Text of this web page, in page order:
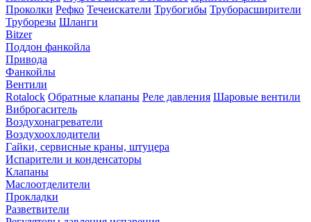
Проколки Рефко Течеискатели Трубогибы Труборасширители
Труборезы Шланги
Bitzer
Поддон фанкойла
Привода
Фанкойлы
Вентили
Rotalock Обратные клапаны Реле давления Шаровые вентили
Виброгаситель
Воздухонагреватели
Воздухоохлодители
Гайки, сервисные краны, штуцера
Испарители и конденсаторы
Клапаны
Маслоотделители
Прокладки
Разветвители